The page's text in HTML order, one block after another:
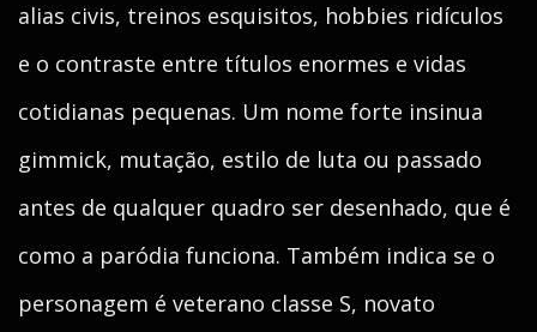
alias civis, treinos esquisitos, hobbies ridículos
e o contraste entre títulos enormes e vidas
cotidianas pequenas. Um nome forte insinua
gimmick, mutação, estilo de luta ou passado
antes de qualquer quadro ser desenhado, que é
como a paródia funciona. Também indica se o
personagem é veterano classe S, novato